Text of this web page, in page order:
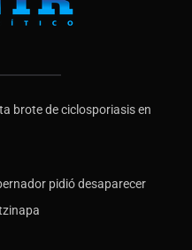
brote de ciclosporiasis en
pidió desaparecer